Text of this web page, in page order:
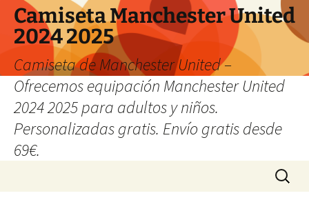
Camiseta Manchester United
2024 2025
Camiseta de Manchester United –
Ofrecemos equipación Manchester United
2024 2025 para adultos y niños.
Personalizadas gratis. Envío gratis desde
69€.
Buscar: